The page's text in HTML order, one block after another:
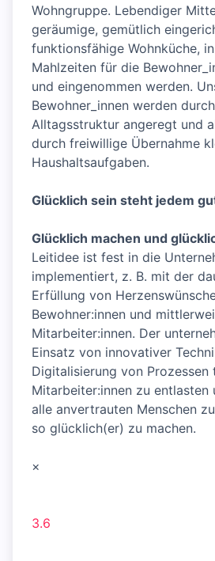
Wohngruppe. Lebendiger
geräumige, gemütlich
funktionsfähige Wohnküche,
Mahlzeiten für die
und eingenommen werden.
Bewohner_innen werden
Alltagsstruktur angeregt und
durch freiwillige Übernahme
Haushaltsaufgaben.
Glücklich sein steht jedem
Glücklich machen und
Leitidee ist fest in die
implementiert, z. B. mit der
Erfüllung von
Bewohner:innen und
Mitarbeiter:innen. Der
Einsatz von innovativer
Digitalisierung von Prozessen
Mitarbeiter:innen zu entlasten
alle anvertrauten Menschen
so glücklich(er) zu machen.
×
3.6